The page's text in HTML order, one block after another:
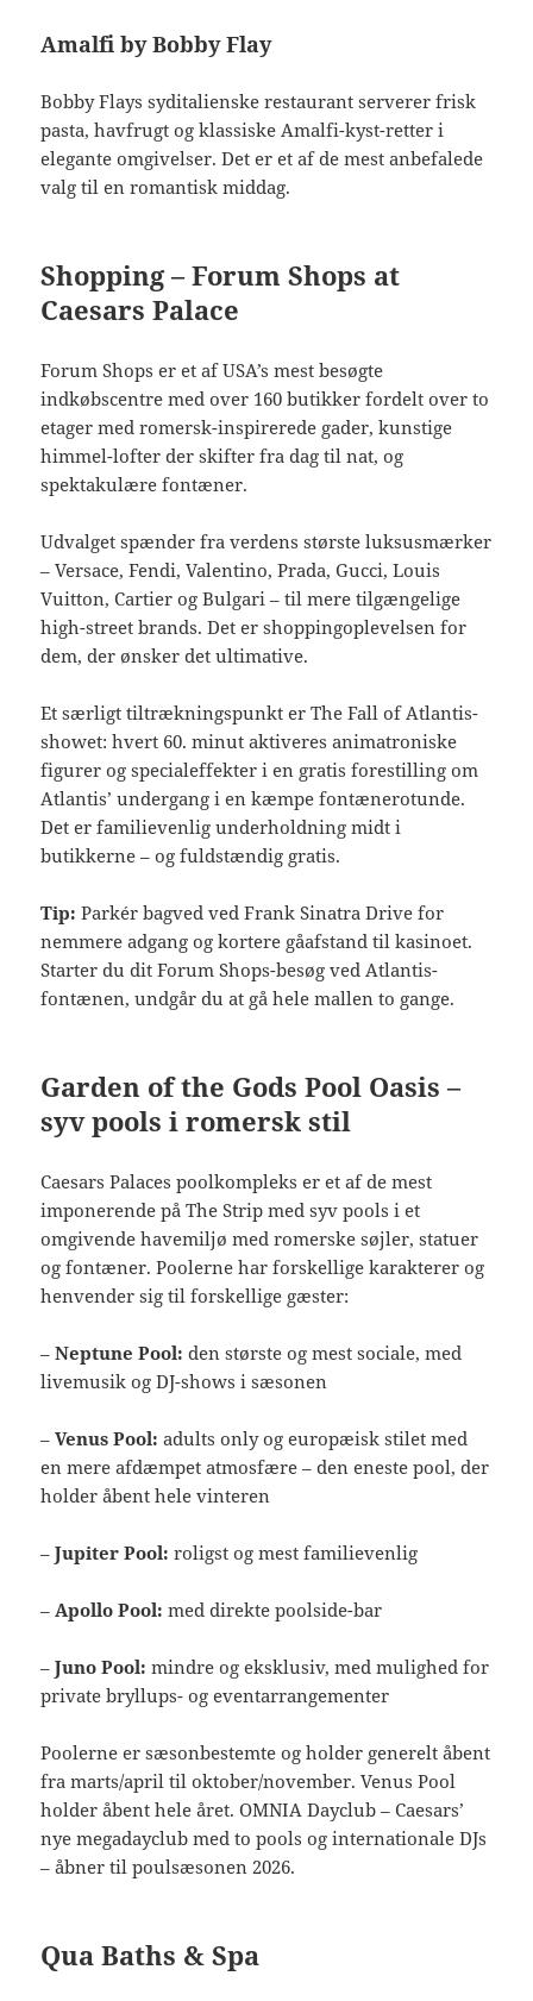
Amalfi by Bobby Flay
Bobby Flays syditalienske restaurant serverer frisk
pasta, havfrugt og klassiske Amalfi-kyst-retter i
elegante omgivelser. Det er et af de mest anbefalede
valg til en romantisk middag.
Shopping – Forum Shops at
Caesars Palace
Forum Shops er et af USA’s mest besøgte
indkøbscentre med over 160 butikker fordelt over to
etager med romersk-inspirerede gader, kunstige
himmel-lofter der skifter fra dag til nat, og
spektakulære fontæner.
Udvalget spænder fra verdens største luksusmærker
– Versace, Fendi, Valentino, Prada, Gucci, Louis
Vuitton, Cartier og Bulgari – til mere tilgængelige
high-street brands. Det er shoppingoplevelsen for
dem, der ønsker det ultimative.
Et særligt tiltrækningspunkt er The Fall of Atlantis-
showet: hvert 60. minut aktiveres animatroniske
figurer og specialeffekter i en gratis forestilling om
Atlantis’ undergang i en kæmpe fontænerotunde.
Det er familievenlig underholdning midt i
butikkerne – og fuldstændig gratis.
Tip:Parkér bagved ved Frank Sinatra Drive for
nemmere adgang og kortere gåafstand til kasinoet.
Starter du dit Forum Shops-besøg ved Atlantis-
fontænen, undgår du at gå hele mallen to gange.
Garden of the Gods Pool Oasis –
syv pools i romersk stil
Caesars Palaces poolkompleks er et af de mest
imponerende på The Strip med syv pools i et
omgivende havemiljø med romerske søjler, statuer
og fontæner. Poolerne har forskellige karakterer og
henvender sig til forskellige gæster:
–Neptune Pool: den største og mest sociale, med
livemusik og DJ-shows i sæsonen
–Venus Pool: adults only og europæisk stilet med
en mere afdæmpet atmosfære – den eneste pool, der
holder åbent hele vinteren
–Jupiter Pool: roligst og mest familievenlig
– Apollo Pool: med direkte poolside-bar
–Juno Pool: mindre og eksklusiv, med mulighed for
private bryllups- og eventarrangementer
Poolerne er sæsonbestemte og holder generelt åbent
fra marts/april til oktober/november. Venus Pool
holder åbent hele året. OMNIA Dayclub – Caesars’
nye megadayclub med to pools og internationale DJs
– åbner til poulsæsonen 2026.
Qua Baths & Spa